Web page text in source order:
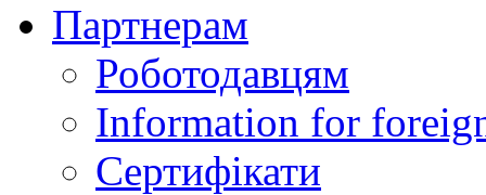
Партнерам
Роботодавцям
Information for
Сертифікати